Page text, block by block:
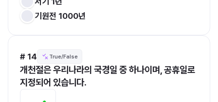
기원전 1000년
# 14 True/False
개천절은 우리나라의 국경일 중 하나이며, 공휴일로
지정되어 있습니다.